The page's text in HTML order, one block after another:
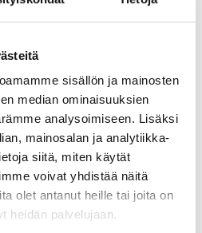
sisällön ja mainosten
median ominaisuuksien
analysoimiseen. Lisäksi
mainosalan ja analytiikka-
siitä, miten käytät
voivat yhdistää näitä
olet antanut heille tai joita on
heidän palvelujaan.
ennen juhlia.
jaleikkaa
näin ehkäistään ikävää
kengissä.
keventämään päkiän
jalan liukumista